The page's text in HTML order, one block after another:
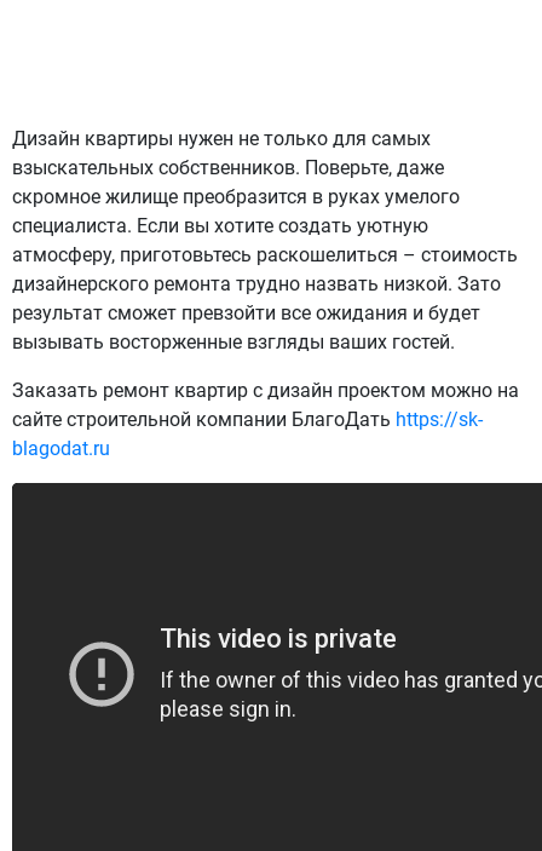
Дизайн квартиры нужен не только для самых
взыскательных собственников. Поверьте, даже
скромное жилище преобразится в руках умелого
специалиста. Если вы хотите создать уютную
атмосферу, приготовьтесь раскошелиться – стоимость
дизайнерского ремонта трудно назвать низкой. Зато
результат сможет превзойти все ожидания и будет
вызывать восторженные взгляды ваших гостей.
Заказать ремонт квартир с дизайн проектом можно на
сайте строительной компании БлагоДать https://sk-
blagodat.ru